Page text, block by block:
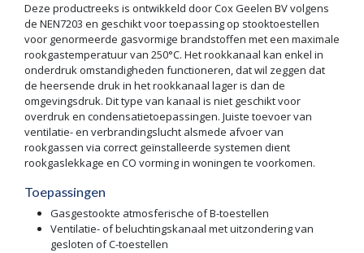
Deze productreeks is ontwikkeld door Cox Geelen BV volgens
de NEN7203 en geschikt voor toepassing op stooktoestellen
voor genormeerde gasvormige brandstoffen met een maximale
rookgastemperatuur van 250°C. Het rookkanaal kan enkel in
onderdruk omstandigheden functioneren, dat wil zeggen dat
de heersende druk in het rookkanaal lager is dan de
omgevingsdruk. Dit type van kanaal is niet geschikt voor
overdruk en condensatietoepassingen. Juiste toevoer van
ventilatie- en verbrandingslucht alsmede afvoer van
rookgassen via correct geïnstalleerde systemen dient
rookgaslekkage en CO vorming in woningen te voorkomen.
Toepassingen
Gasgestookte atmosferische of B-toestellen
Ventilatie- of beluchtingskanaal met uitzondering van
gesloten of C-toestellen